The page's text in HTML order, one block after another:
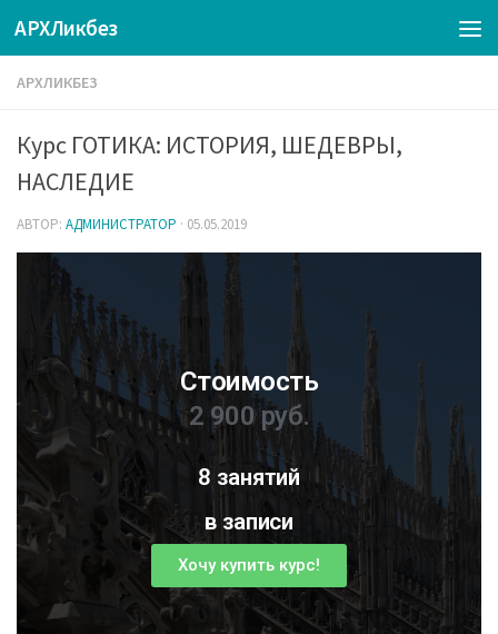
АРХЛикбез
АРХЛИКБЕЗ
Курс ГОТИКА: ИСТОРИЯ, ШЕДЕВРЫ,
НАСЛЕДИЕ
АВТОР: АДМИНИСТРАТОР · 05.05.2019
Стоимость
2 900 руб.
8 занятий
в записи
Хочу купить курс!